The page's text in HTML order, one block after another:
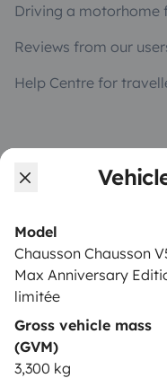
Model
Chausson Chausson
Max Anniversary
limitée
Gross vehicle mass
(GVM)
3,300 kg
Driving a motorhome
Reviews from our
Help Centre for
OWNERS
Rental contract
Insurance for hiring out
Breakdown assistance
Help Centre for owners